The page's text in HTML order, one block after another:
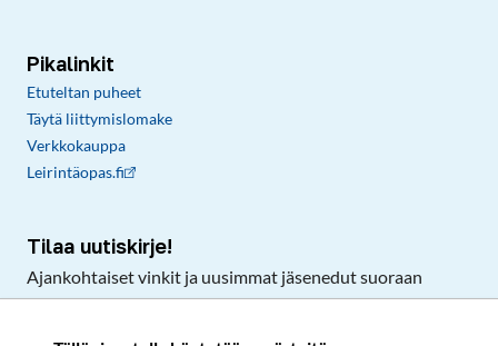
Pikalinkit
Etuteltan puheet
Täytä liittymislomake
Verkkokauppa
Leirintäopas.fi
Tilaa uutiskirje!
Ajankohtaiset vinkit ja uusimmat jäsenedut suoraan